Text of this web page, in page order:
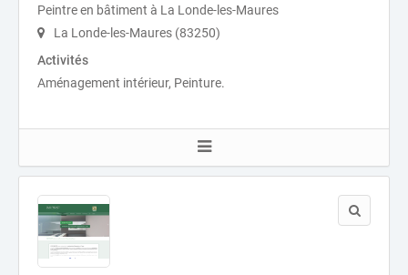
Peintre en bâtiment à La Londe-les-Maures
La Londe-les-Maures (83250)
Activités
Aménagement intérieur, Peinture.